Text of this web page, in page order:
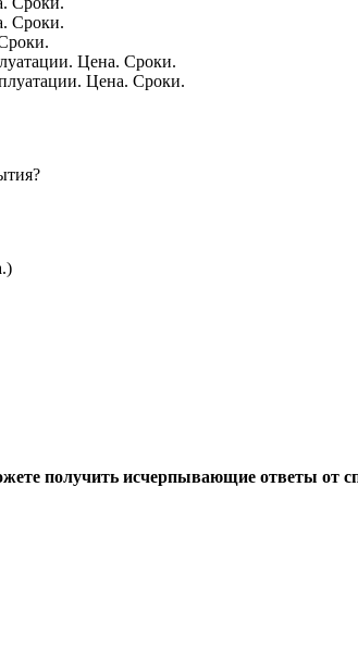
Сроки.
Цена. Сроки.
Цена. Сроки.
получить исчерпывающие ответы от